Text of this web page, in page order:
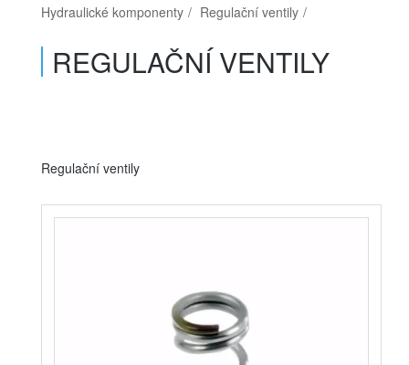
Hydraulické komponenty Regulační ventily
REGULAČNÍ VENTILY
Regulační ventily